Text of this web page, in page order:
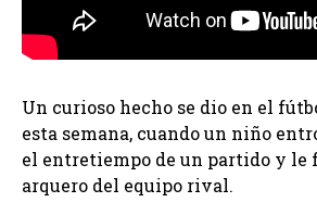
Un curioso hecho se dio en el
esta semana, cuando un niño
el entretiempo de un partido y le
arquero del equipo rival.